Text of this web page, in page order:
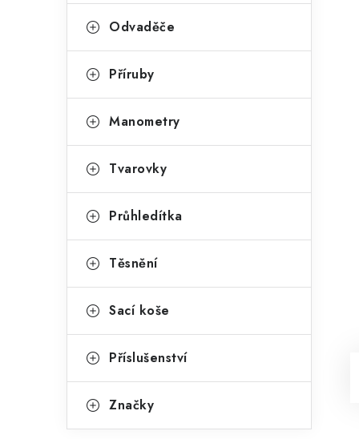
Odvaděče
Příruby
Manometry
Tvarovky
Průhledítka
Těsnění
Sací koše
Příslušenství
Značky